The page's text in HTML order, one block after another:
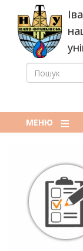
основного
вмісту
ПОШУК
МЕНЮ